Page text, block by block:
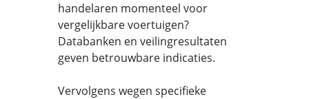
handelaren momenteel voor
vergelijkbare voertuigen?
Databanken en veilingresultaten
geven betrouwbare indicaties.
Vervolgens wegen specifieke